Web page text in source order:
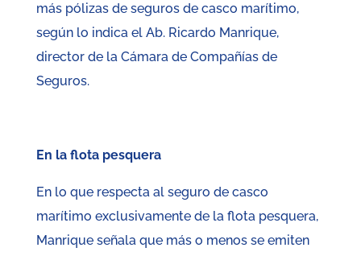
más pólizas de seguros de casco marítimo,
según lo indica el Ab. Ricardo Manrique,
director de la Cámara de Compañías de
Seguros.
En la flota pesquera
En lo que respecta al seguro de casco
marítimo exclusivamente de la flota pesquera,
Manrique señala que más o menos se emiten